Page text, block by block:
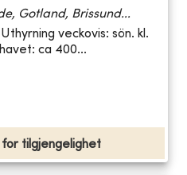
Gotland, Brissund...
veckovis: sön. kl.
ca 400...
tilgjengelighet